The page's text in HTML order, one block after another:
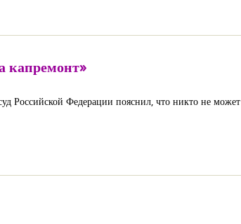
капремонт»
Российской Федерации пояснил, что никто не может